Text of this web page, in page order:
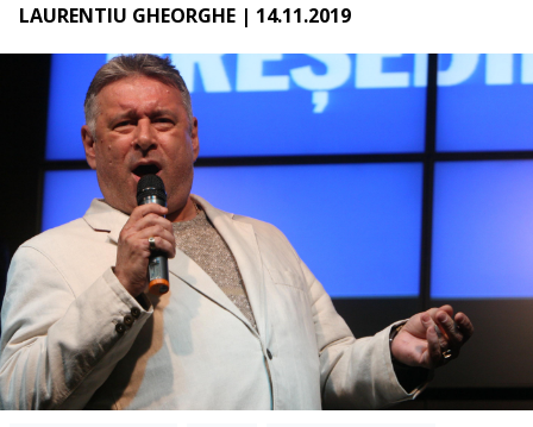
LAURENTIU GHEORGHE | 14.11.2019